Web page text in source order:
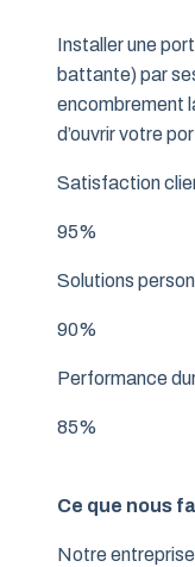
Installer une
battante) par
encombrement
d’ouvrir votre
Satisfaction
95%
Solutions
90%
Performance
85%
Ce que nous
Notre